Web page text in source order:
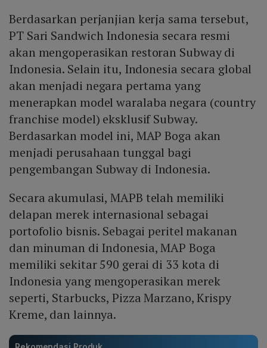
Berdasarkan perjanjian kerja sama tersebut,
PT Sari Sandwich Indonesia secara resmi
akan mengoperasikan restoran Subway di
Indonesia. Selain itu, Indonesia secara global
akan menjadi negara pertama yang
menerapkan model waralaba negara (country
franchise model) eksklusif Subway.
Berdasarkan model ini, MAP Boga akan
menjadi perusahaan tunggal bagi
pengembangan Subway di Indonesia.
Secara akumulasi, MAPB telah memiliki
delapan merek internasional sebagai
portofolio bisnis. Sebagai peritel makanan
dan minuman di Indonesia, MAP Boga
memiliki sekitar 590 gerai di 33 kota di
Indonesia yang mengoperasikan merek
seperti, Starbucks, Pizza Marzano, Krispy
Kreme, dan lainnya.